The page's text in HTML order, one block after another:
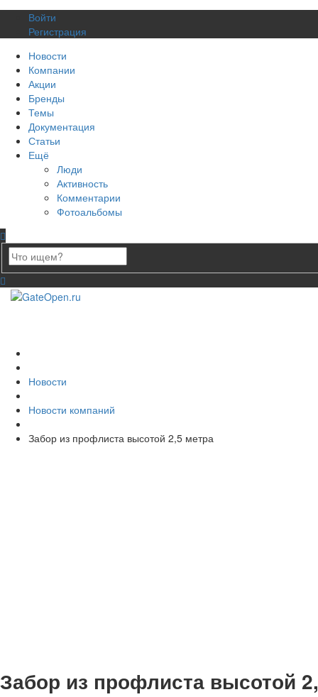
Войти
Регистрация
Новости
Компании
Акции
Бренды
Темы
Документация
Статьи
Ещё
Люди
Активность
Комментарии
Фотоальбомы
Новости
Новости компаний
Забор из профлиста высотой 2,5 метра
Забор из профлиста высотой